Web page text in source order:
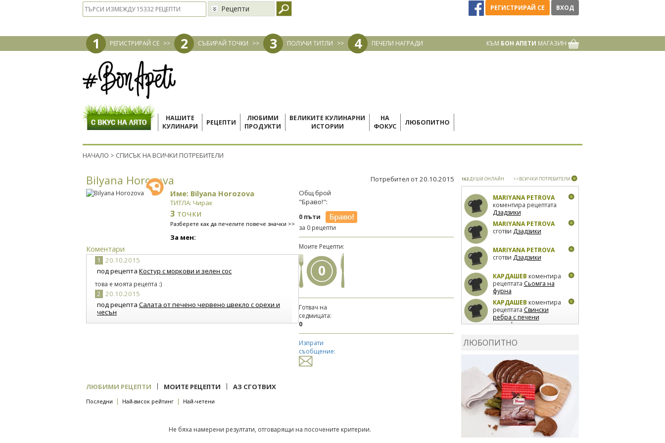
Рецепти РЕГИСТРИРАЙ СЕ ВХОД
1 РЕГИСТРИРАЙ СЕ >> 2 СЪБИРАЙ ТОЧКИ >> 3 ПОЛУЧИ ТИТЛИ >> 4 ПЕЧЕЛИ НАГРАДИ КЪМ БОН АПЕТИ МАГАЗИН
НАШИТЕ
КУЛИНАРИ
РЕЦЕПТИ
ЛЮБИМИ
ПРОДУКТИ
ВЕЛИКИТЕ КУЛИНАРНИ
ИСТОРИИ
НА
ФОКУС
ЛЮБОПИТНО
НАЧАЛО > СПИСЪК НА ВСИЧКИ ПОТРЕБИТЕЛИ
Bilyana Horozova Потребител от 20.10.2015
Име: Bilyana Horozova
ТИТЛА: Чирак
3 точки
Разберете как да печелите повече значки >>
За мен:
Коментари
1
20.10.2015
под рецепта Костур с моркови и зелен сос
това е моята рецепта :)
2 20.10.2015
под рецепта Салата от печено червено цвекло с орехи и
чесън
Прекрасна
Общ брой
"Браво!":
0 пъти
за 0 рецепти
Моите Рецепти:
0
Готвач на
седмицата:
0
Изпрати
съобщение:
ЛЮБИМИ РЕЦЕПТИ | МОИТЕ РЕЦЕПТИ | АЗ СГОТВИХ
Последни | Най-висок рейтинг | Най-четени
Не бяха намерени резултати, отговарящи на посочените критерии.
162ДУШИ ОНЛАЙН >>ВСИЧКИ ПОТРЕБИТЕЛИ
MARIYANA PETROVA
коментира рецептата
Дзадзики
MARIYANA PETROVA
сготви Дзадзики
MARIYANA PETROVA
сготви Дзадзики
КАРДАШЕВ коментира
рецептата Сьомга на
фурна
КАРДАШЕВ коментира
рецептата Свински
ребра с печени
картофи
лимон
коментира рецептата
Киноа със зеленчуци
ЛЮБОПИТНО